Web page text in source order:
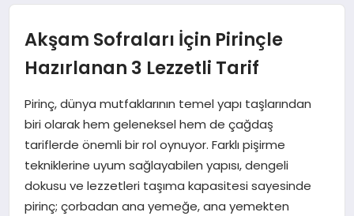
EĞITIM
EKONOMI
MAGAZIN
Akşam Sofraları İçin Pirinçle
Hazırlanan 3 Lezzetli Tarif
Pirinç, dünya mutfaklarının temel yapı taşlarından
biri olarak hem geleneksel hem de çağdaş
tariflerde önemli bir rol oynuyor. Farklı pişirme
tekniklerine uyum sağlayabilen yapısı, dengeli
dokusu ve lezzetleri taşıma kapasitesi sayesinde
pirinç; çorbadan ana yemeğe, ana yemekten